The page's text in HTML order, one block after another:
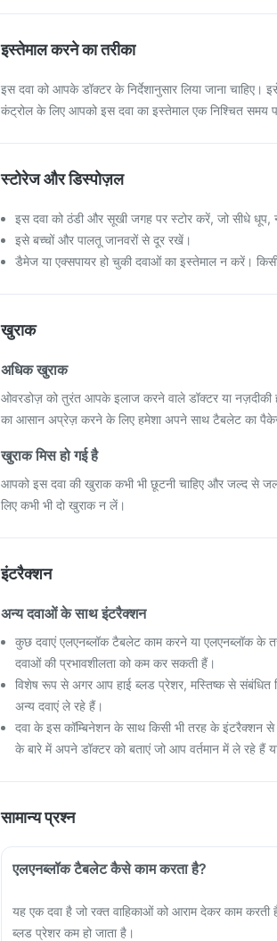
इस्तेमाल करने का तरीका
इस दवा को आपके डॉक्टर के निर्देशानुसार लिया जाना चाहिए।
कंट्रोल के लिए आपको इस दवा का इस्तेमाल एक निश्चित समय
स्टोरेज और डिस्पोज़ल
इस दवा को ठंडी और सूखी जगह पर स्टोर करें, जो सीधे धूप,
इसे बच्चों और पालतू जानवरों से दूर रखें।
डैमेज या एक्सपायर हो चुकी दवाओं का इस्तेमाल न करें।
खुराक
अधिक खुराक
ओवरडोज़ को तुरंत आपके इलाज करने वाले डॉक्टर या नज़दीकी
का आसान अप्रेज़ करने के लिए हमेशा अपने साथ टैबलेट का
खुराक मिस हो गई है
आपको इस दवा की खुराक कभी भी छूटनी चाहिए और जल्द से
लिए कभी भी दो खुराक न लें।
इंटरैक्शन
अन्य दवाओं के साथ इंटरैक्शन
कुछ दवाएं एलएनब्लॉक टैबलेट काम करने या एलएनब्लॉक के
दवाओं की प्रभावशीलता को कम कर सकती हैं।
विशेष रूप से अगर आप हाई ब्लड प्रेशर, मस्तिष्क से संबंधित
अन्य दवाएं ले रहे हैं।
दवा के इस कॉम्बिनेशन के साथ किसी भी तरह के इंटरैक्शन से
के बारे में अपने डॉक्टर को बताएं जो आप वर्तमान में ले रहे
सामान्य प्रश्न
एलएनब्लॉक टैबलेट कैसे काम करता है?
यह एक दवा है जो रक्त वाहिकाओं को आराम देकर काम
ब्लड प्रेशर कम हो जाता है।